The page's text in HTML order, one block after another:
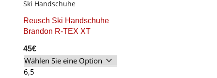
page
Ski Handschuhe
Reusch Ski Handschuhe
Brandon R-TEX XT
45€
6,5